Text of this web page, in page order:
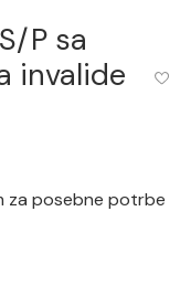
P sa
invalide
za posebne potrbe